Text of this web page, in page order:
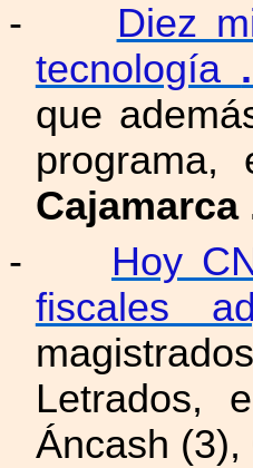
-
Diez
tecnología
que
Cajamarca
-
Hoy
fiscales
Letrados,
Áncash (3),